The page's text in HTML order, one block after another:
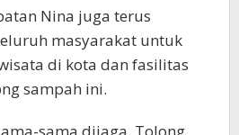
Nina juga terus
masyarakat untuk
di kota dan fasilitas
sampah ini.